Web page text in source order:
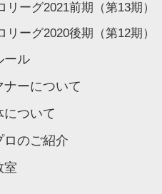
リーグ2021前期（第13期）
リーグ2020後期（第12期）
ール
ナーについて
について
ロのご紹介
室